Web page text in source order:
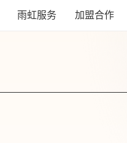
雨虹服务 加盟合作